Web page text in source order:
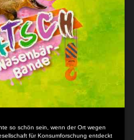
so schön sein, wenn der Ort wegen
für Konsumforschung entdeckt